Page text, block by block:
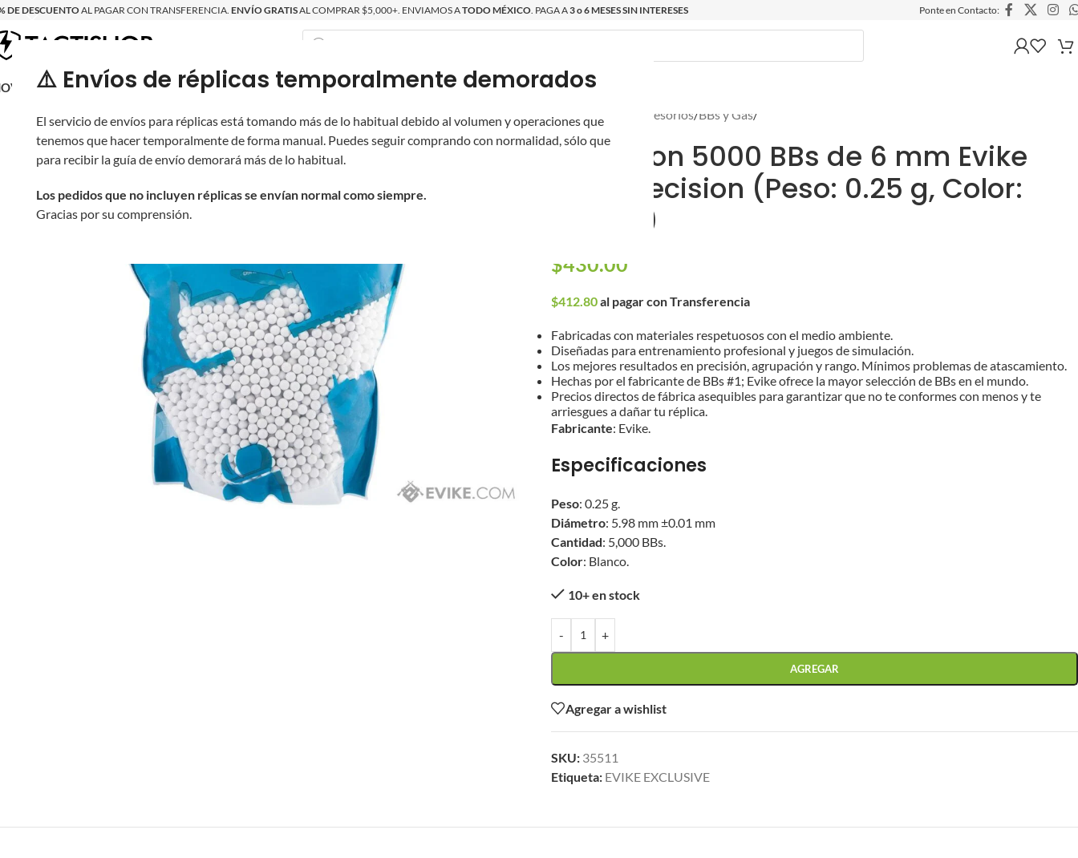
⚠️ Envíos de réplicas temporalmente demorados
El servicio de envíos para réplicas está tomando más de lo habitual debido al volumen y operaciones que
tenemos que hacer temporalmente de forma manual. Puedes seguir comprando con normalidad, sólo que
para recibir la guía de envío demorará más de lo habitual.
Los pedidos que no incluyen réplicas se envían normal como siempre.
Gracias por su comprensión.
DE DESCUENTOAL PAGAR CON TRANSFERENCIA. ENVÍO GRATISAL COMPRAR $5,000+. ENVIAMOS ATODO MÉXICO . PAGA A3 o 6 MESES SIN INTERESES Ponte en Contacto:
RÉPLICASPARTES Y ACCESORIOSEQUIPOPRODUCTOS NUEVOSPROMOCIONES
Inicio Partes y Accesorios/BBs y Gas/
Bolsa con 5000 BBs de 6 mm Evike
MAX Precision (Peso: 0.25 g, Color:
Blanco)
$430.00
$412.80al pagar con Transferencia
Fabricadas con materiales respetuosos con el medio ambiente.
Diseñadas para entrenamiento profesional y juegos de simulación.
Los mejores resultados en precisión, agrupación y rango. Mínimos problemas de atascamiento.
Hechas por el fabricante de BBs #1; Evike ofrece la mayor selección de BBs en el mundo.
Precios directos de fábrica asequibles para garantizar que no te conformes con menos y te
arriesgues a dañar tu réplica.
Fabricante: Evike.
Especificaciones
Peso: 0.25 g.
Diámetro: 5.98 mm ±0.01 mm
Cantidad: 5,000 BBs.
Color: Blanco.
10+ en stock
- +
AGREGAR
Agregar a wishlist
SKU: 35511
Etiqueta: EVIKE EXCLUSIVE